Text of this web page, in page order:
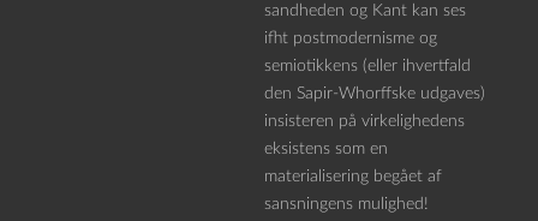
sandheden og Kant kan ses
ifht postmodernisme og
semiotikkens (eller ihvertfald
den Sapir-Whorffske udgaves)
insisteren på virkelighedens
eksistens som en
materialisering begået af
sansningens mulighed!